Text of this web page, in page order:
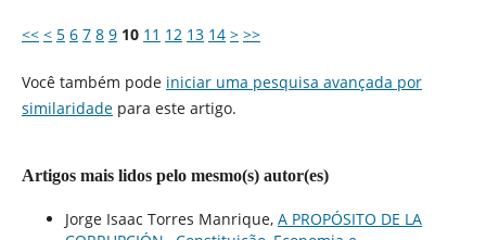
<< < 5 6 7 8 9 10 11 12 13 14 > >>
Você também pode iniciar uma pesquisa avançada por
similaridadepara este artigo.
Artigos mais lidos pelo mesmo(s) autor(es)
Jorge Isaac Torres Manrique, A PROPÓSITO DE LA